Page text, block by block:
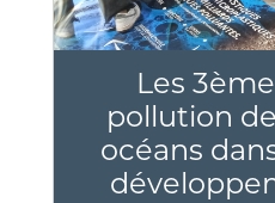
Les
pollution
océans